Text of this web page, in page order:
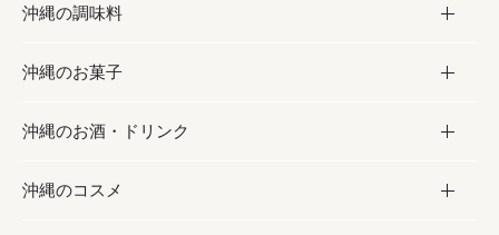
フルーツ・野菜
お肉
海産物
加工食品
缶詰／パウチ
沖縄料理
沖縄そば／乾麺
沖縄の調味料
調味料
砂糖／黒砂糖
塩
沖縄のお菓子
お菓子
黒糖
沖縄のお酒・ドリンク
お酒・ドリンク
沖縄のコスメ